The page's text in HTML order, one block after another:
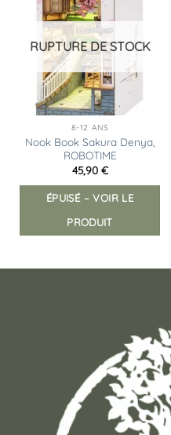
RUPTURE DE STOCK
8-12 ANS
Nook Book Sakura Denya,
ROBOTIME
45,90 €
ÉPUISÉ – VOIR LE
PRODUIT